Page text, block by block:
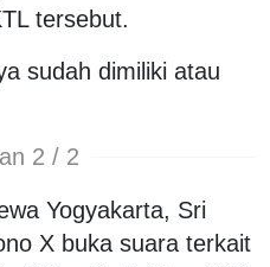
tersebut.
sudah dimiliki atau
2 / 2
Yogyakarta, Sri
X buka suara terkait